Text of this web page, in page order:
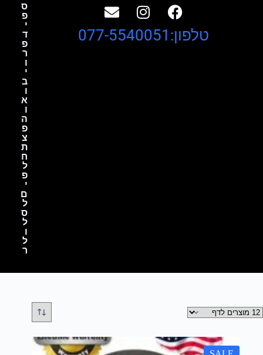
ס
פ
י
ד
פ
ר
ו
י
ב
ו
א
ו
ה
פ
צ
ת
ח
ל
פ
י
ם
ל
ס
ל
ו
ל
ר
טלפון:077-5540051